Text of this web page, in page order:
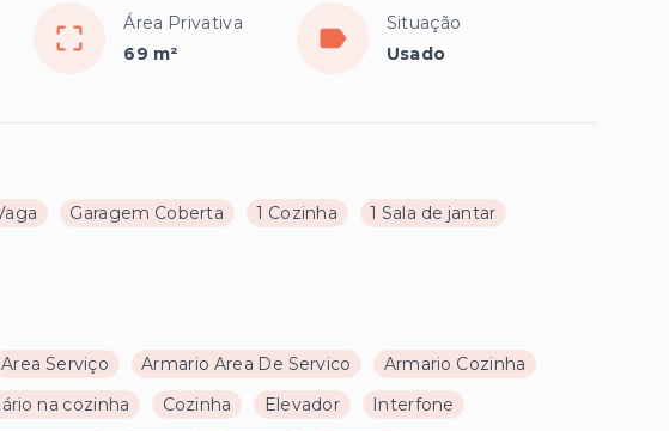
Área Privativa
69 m²
Situação
Usado
Garagem Coberta 1 Cozinha
1 Sala de jantar
Area Serviço Armario Area De Servico
Armario Cozinha
na cozinha Cozinha Elevador
Interfone